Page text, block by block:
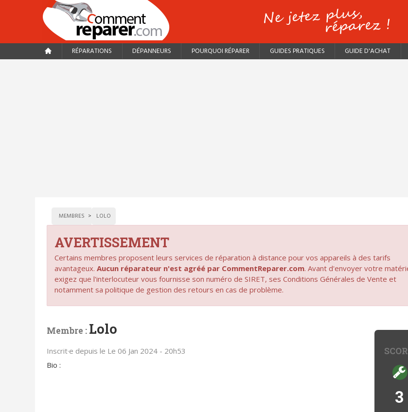
RÉPARATIONS DÉPANNEURS POURQUOI RÉPARER GUIDES PRATIQUES GUIDE D'ACHAT
MEMBRES LOLO
AVERTISSEMENT
Certains membres proposent leurs services de réparation à distance pour vos appareils à des tarifs
avantageux. Aucun réparateur n'est agréé par CommentReparer.com. Avant d'envoyer votre
exigez que l'interlocuteur vous fournisse son numéro de SIRET, ses Conditions Générales de Vente et
notamment sa politique de gestion des retours en cas de problème.
3
Membre : Lolo
Inscrit·e depuis le Le 06 Jan 2024 - 20h53
Bio :